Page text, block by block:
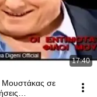
17:40
Μουστάκας σε